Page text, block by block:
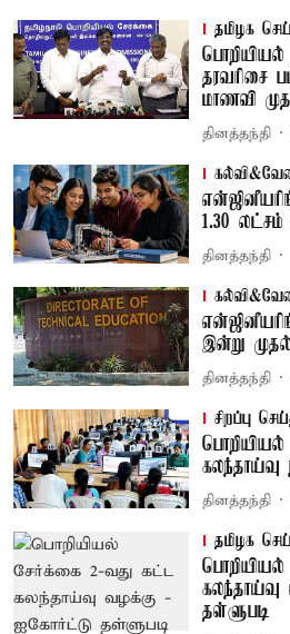
தமிழக
தரவரிசை
மாணவி
தினத்தந்தி
1.30
தினத்தந்தி
இன்று
தினத்தந்தி
சிறப்பு
தினத்தந்தி
தமிழக
தள்ளுபடி